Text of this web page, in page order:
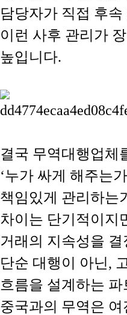
담당자가 직접 후
이런 사후 관리가
높입니다.
결국 무역대행업체
‘누가 싸게 해주는
책임있게 관리하는
차이는 단기적이지
거래의 지속성을
단순 대행이 아닌,
흐름을 설계하는
중국과의 무역은